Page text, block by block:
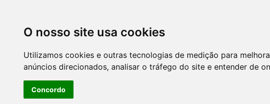
O nosso site usa cookies
Utilizamos cookies e outras tecnologias de medição para
anúncios direcionados, analisar o tráfego do site e entender de
Concordo